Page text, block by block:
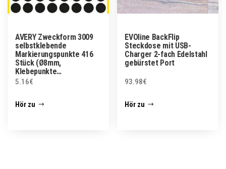
AVERY Zweckform 3009
selbstklebende
Markierungspunkte 416
Stück (Ø8mm,
Klebepunkte…
5.16€
Hör zu
EVOline BackFlip
Steckdose mit USB-
Charger 2-fach Edelstahl
gebürstet Port
93.98€
Hör zu